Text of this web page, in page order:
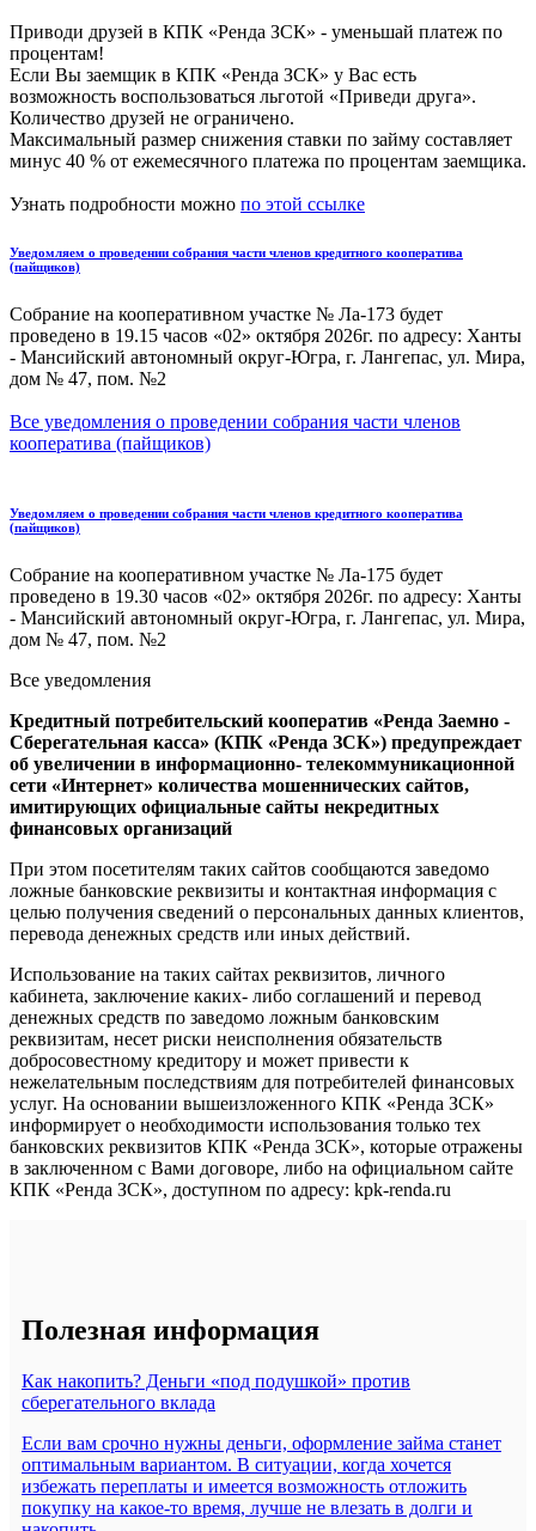
Приводи друзей в КПК «Ренда ЗСК» - уменьшай платеж по
процентам!
Если Вы заемщик в КПК «Ренда ЗСК» у Вас есть
возможность воспользоваться льготой «Приведи друга».
Количество друзей не ограничено.
Максимальный размер снижения ставки по займу составляет
минус 40 % от ежемесячного платежа по процентам заемщика.
Узнать подробности можно по этой ссылке
Уведомляем о проведении собрания части членов кредитного кооператива
(пайщиков)
Собрание на кооперативном участке № Ла-173 будет
проведено в 19.15 часов «02» октября 2026г. по адресу: Ханты
- Мансийский автономный округ-Югра, г. Лангепас, ул. Мира,
дом № 47, пом. №2
Все уведомления о проведении собрания части членов
кооператива (пайщиков)
Уведомляем о проведении собрания части членов кредитного кооператива
(пайщиков)
Собрание на кооперативном участке № Ла-175 будет
проведено в 19.30 часов «02» октября 2026г. по адресу: Ханты
- Мансийский автономный округ-Югра, г. Лангепас, ул. Мира,
дом № 47, пом. №2
Все уведомления
Кредитный потребительский кооператив «Ренда Заемно -
Сберегательная касса» (КПК «Ренда ЗСК») предупреждает
об увеличении в информационно- телекоммуникационной
сети «Интернет» количества мошеннических сайтов,
имитирующих официальные сайты некредитных
финансовых организаций
При этом посетителям таких сайтов сообщаются заведомо
ложные банковские реквизиты и контактная информация с
целью получения сведений о персональных данных клиентов,
перевода денежных средств или иных действий.
Использование на таких сайтах реквизитов, личного
кабинета, заключение каких- либо соглашений и перевод
денежных средств по заведомо ложным банковским
реквизитам, несет риски неисполнения обязательств
добросовестному кредитору и может привести к
нежелательным последствиям для потребителей финансовых
услуг. На основании вышеизложенного КПК «Ренда ЗСК»
информирует о необходимости использования только тех
банковских реквизитов КПК «Ренда ЗСК», которые отражены
в заключенном с Вами договоре, либо на официальном сайте
КПК «Ренда ЗСК», доступном по адресу: kpk-renda.ru
Полезная информация
Как накопить? Деньги «под подушкой» против
сберегательного вклада
Если вам срочно нужны деньги, оформление займа станет
оптимальным вариантом. В ситуации, когда хочется
избежать переплаты и имеется возможность отложить
покупку на какое-то время, лучше не влезать в долги и